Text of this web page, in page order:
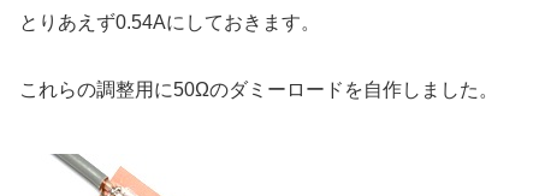
とりあえず0.54Aにしておきます。
これらの調整用に50Ωのダミーロードを自作しました。